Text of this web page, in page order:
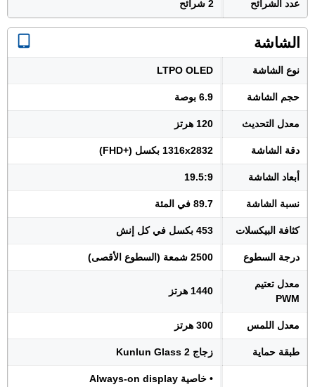
عدد الشرائح 2 شرائح
الشاشة
نوع الشاشة LTPO OLED
حجم الشاشة 6.9 بوصة
معدل التحديث 120 هرتز
دقة الشاشة 1316x2832 بكسل (+FHD)
أبعاد الشاشة 19.5:9
نسبة الشاشة 89.7 في المئة
كثافة البيكسلات 453 بكسل في كل إنش
درجة السطوع 2500 شمعة (السطوع الأقصى)
معدل تعتيم
PWM
1440 هرتز
معدل اللمس 300 هرتز
طبقة حماية زجاج Kunlun Glass 2
• خاصية Always-on display